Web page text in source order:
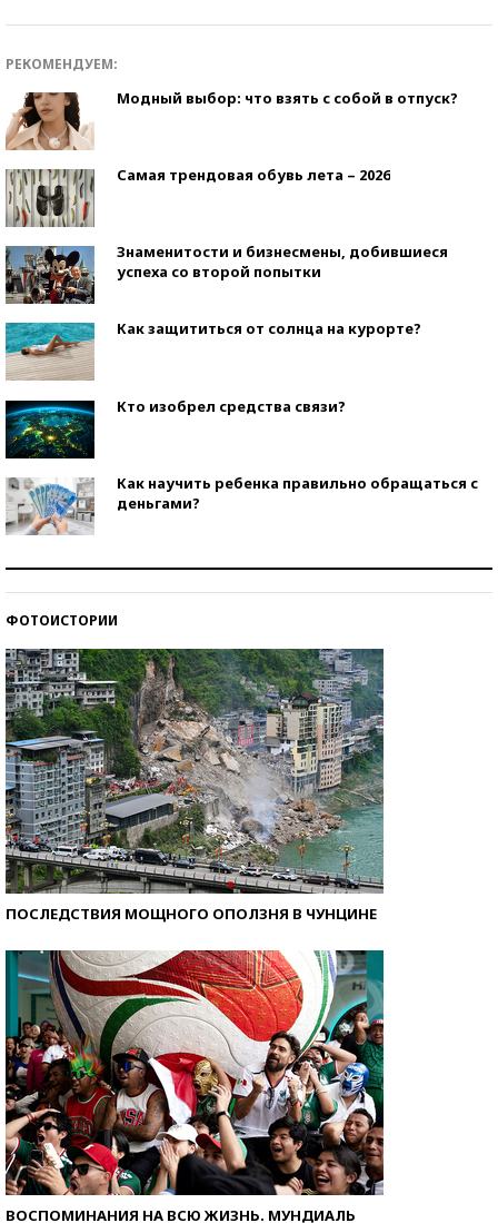
РЕКОМЕНДУЕМ:
Модный выбор: что взять с собой в отпуск?
Самая трендовая обувь лета – 2026
Знаменитости и бизнесмены, добившиеся
успеха со второй попытки
Как защититься от солнца на курорте?
Кто изобрел средства связи?
Как научить ребенка правильно обращаться с
деньгами?
ФОТОИСТОРИИ
ПОСЛЕДСТВИЯ МОЩНОГО ОПОЛЗНЯ В ЧУНЦИНЕ
ВОСПОМИНАНИЯ НА ВСЮ ЖИЗНЬ. МУНДИАЛЬ